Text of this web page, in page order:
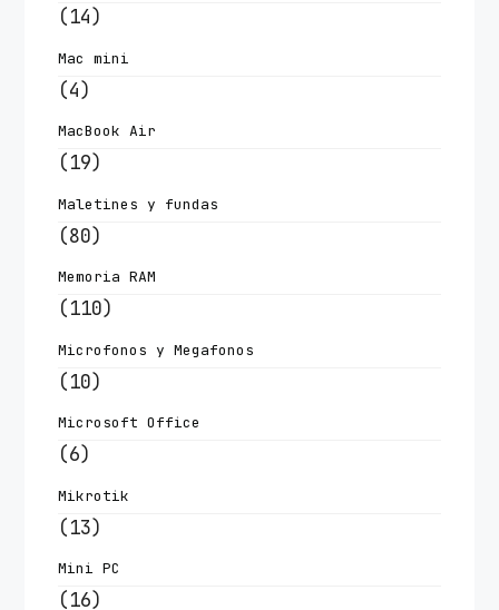
(14)
Mac mini
(4)
MacBook Air
(19)
Maletines y fundas
(80)
Memoria RAM
(110)
Microfonos y Megafonos
(10)
Microsoft Office
(6)
Mikrotik
(13)
Mini PC
(16)